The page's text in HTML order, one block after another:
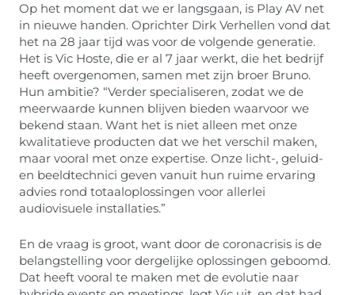
Op het moment dat we er langsgaan, is Play AV net
in nieuwe handen. Oprichter Dirk Verhellen vond dat
het na 28 jaar tijd was voor de volgende generatie.
Het is Vic Hoste, die er al 7 jaar werkt, die het bedrijf
heeft overgenomen, samen met zijn broer Bruno.
Hun ambitie? “Verder specialiseren, zodat we de
meerwaarde kunnen blijven bieden waarvoor we
bekend staan. Want het is niet alleen met onze
kwalitatieve producten dat we het verschil maken,
maar vooral met onze expertise. Onze licht-, geluid-
en beeldtechnici geven vanuit hun ruime ervaring
advies rond totaaloplossingen voor allerlei
audiovisuele installaties.”
En de vraag is groot, want door de coronacrisis is de
belangstelling voor dergelijke oplossingen geboomd.
Dat heeft vooral te maken met de evolutie naar